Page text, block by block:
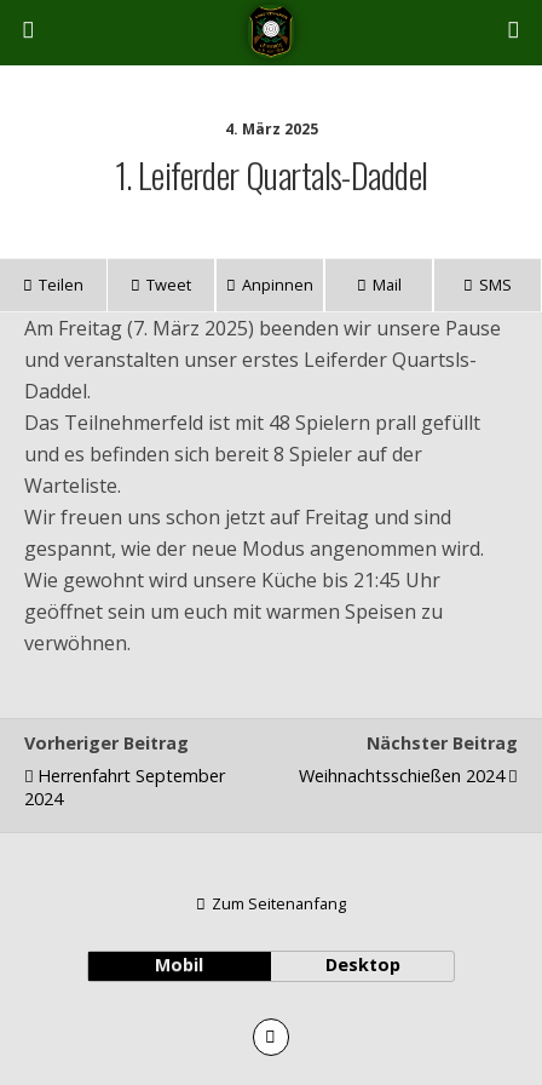
4. März 2025
1. Leiferder Quartals-Daddel
Teilen Tweet Anpinnen Mail SMS
Am Freitag (7. März 2025) beenden wir unsere Pause
und veranstalten unser erstes Leiferder Quartsls-
Daddel.
Das Teilnehmerfeld ist mit 48 Spielern prall gefüllt
und es befinden sich bereit 8 Spieler auf der
Warteliste.
Wir freuen uns schon jetzt auf Freitag und sind
gespannt, wie der neue Modus angenommen wird.
Wie gewohnt wird unsere Küche bis 21:45 Uhr
geöffnet sein um euch mit warmen Speisen zu
verwöhnen.
Vorheriger Beitrag
Herrenfahrt September
2024
Nächster Beitrag
Weihnachtsschießen 2024
Zum Seitenanfang
Mobil Desktop